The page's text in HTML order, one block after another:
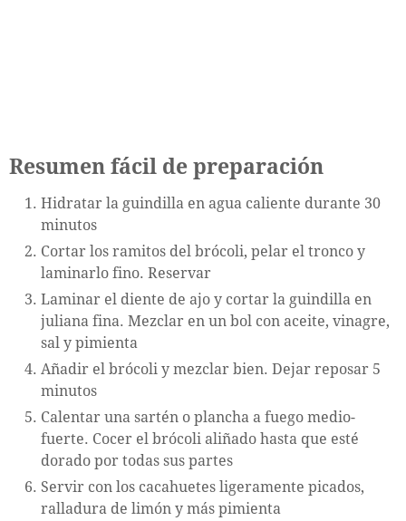
Resumen fácil de preparación
Hidratar la guindilla en agua caliente durante 30
minutos
Cortar los ramitos del brócoli, pelar el tronco y
laminarlo fino. Reservar
Laminar el diente de ajo y cortar la guindilla en
juliana fina. Mezclar en un bol con aceite, vinagre,
sal y pimienta
Añadir el brócoli y mezclar bien. Dejar reposar 5
minutos
Calentar una sartén o plancha a fuego medio-
fuerte. Cocer el brócoli aliñado hasta que esté
dorado por todas sus partes
Servir con los cacahuetes ligeramente picados,
ralladura de limón y más pimienta